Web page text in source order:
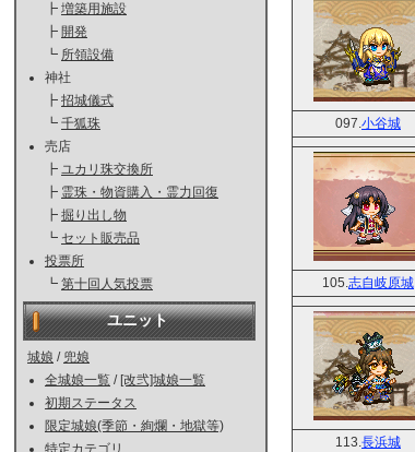
┣ 増築用施設
┣ 開発
┗ 所領設備
神社
┣ 招城儀式
┗ 千狐珠
売店
┣ ユカリ珠交換所
┣ 霊珠・物資購入・霊力回復
┣ 掘り出し物
┗ セット販売品
投票所
┗ 第十回人気投票
ユニット
城娘 / 兜娘
全城娘一覧 / [改弐]城娘一覧
初期ステータス
限定城娘(季節・絢爛・地獄等)
097. 小谷城
105. 志自岐原城
113. 長浜城